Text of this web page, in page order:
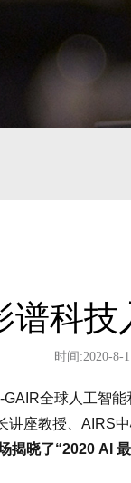
谱科
时间:2020-
全球人工智
座教授、AIRS
揭晓了“2020 AI